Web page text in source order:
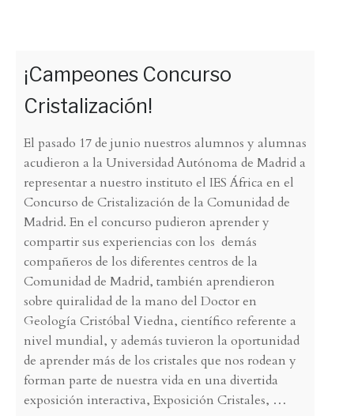
¡Campeones Concurso
Cristalización!
El pasado 17 de junio nuestros alumnos y alumnas
acudieron a la Universidad Autónoma de Madrid a
representar a nuestro instituto el IES África en el
Concurso de Cristalización de la Comunidad de
Madrid. En el concurso pudieron aprender y
compartir sus experiencias con los demás
compañeros de los diferentes centros de la
Comunidad de Madrid, también aprendieron
sobre quiralidad de la mano del Doctor en
Geología Cristóbal Viedna, científico referente a
nivel mundial, y además tuvieron la oportunidad
de aprender más de los cristales que nos rodean y
forman parte de nuestra vida en una divertida
exposición interactiva, Exposición Cristales, …